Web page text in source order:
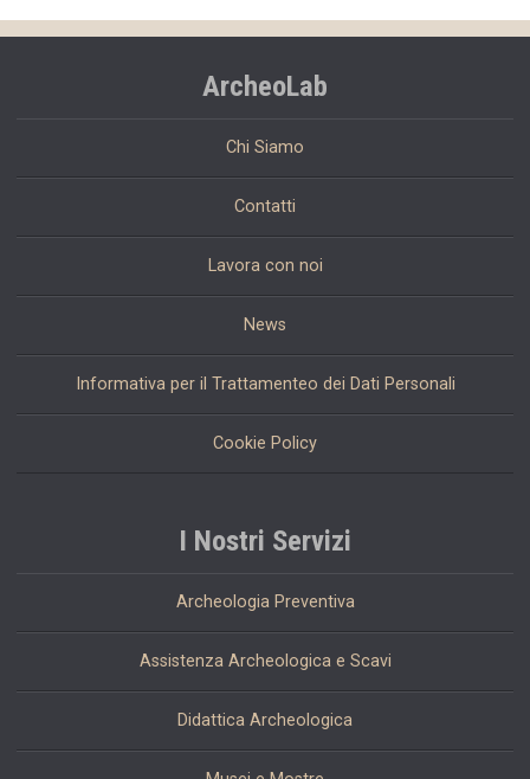
ArcheoLab
Chi Siamo
Contatti
Lavora con noi
News
Informativa per il Trattamenteo dei Dati Personali
Cookie Policy
I Nostri Servizi
Archeologia Preventiva
Assistenza Archeologica e Scavi
Didattica Archeologica